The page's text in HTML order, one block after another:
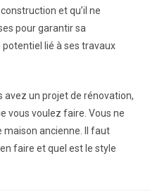
et qu’il ne
pour garantir sa
lié à ses travaux
avez un projet de rénovation,
vous voulez faire. Vous ne
maison ancienne. Il faut
faire et quel est le style